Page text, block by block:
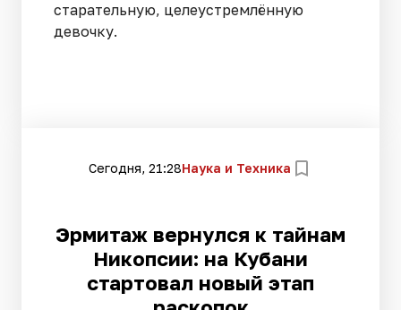
старательную, целеустремлённую
девочку.
Сегодня, 21:28Наука и Техника
Эрмитаж вернулся к тайнам
Никопсии: на Кубани
стартовал новый этап